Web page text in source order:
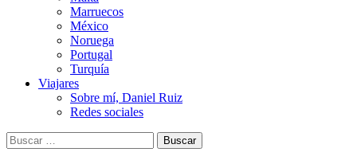
Marruecos
México
Noruega
Portugal
Turquía
Viajares
Sobre mí, Daniel Ruiz
Redes sociales
Buscar: